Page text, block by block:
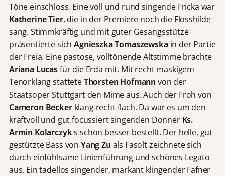
Töne einschloss. Eine voll und rund singende Fricka war
Katherine Tier, die in der Premiere noch die Flosshilde
sang. Stimmkräftig und mit guter Gesangsstütze
präsentierte sichAgnieszka Tomaszewskain der Partie
der Freia. Eine pastose, volltönende Altstimme brachte
Ariana Lucasfür die Erda mit. Mit recht maskigem
Tenorklang statteteThorsten Hofmannvon der
Staatsoper Stuttgart den Mime aus. Auch der Froh von
Cameron Beckerklang recht flach. Da war es um den
kraftvoll und gut focussiert singenden Donner Ks.
Armin Kolarczyks schon besser bestellt. Der helle, gut
gestützte Bass von Yang Zu als Fasolt zeichnete sich
durch einfühlsame Linienführung und schönes Legato
aus. Ein tadellos singender, markant klingender Fafner